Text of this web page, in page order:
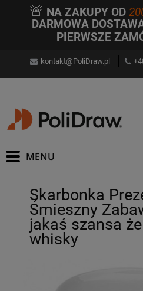
🚨 NA ZAKUPY OD
DARMOWA
PIERWSZE
kontakt@PoliDraw.pl
Skarbonka
Śmieszny
jakaś szansa
whisky